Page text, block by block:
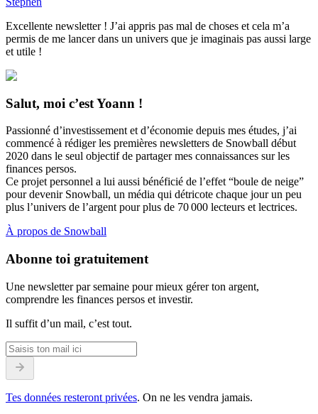
Excellente newsletter ! J’ai appris pas mal de choses et cela m’a
permis de me lancer dans un univers que je imaginais pas aussi large
et utile !
Salut, moi c’est Yoann !
Passionné d’investissement et d’économie depuis mes études, j’ai
commencé à rédiger les premières newsletters de Snowball début
2020 dans le seul objectif de partager mes connaissances sur les
finances persos.
Ce projet personnel a lui aussi bénéficié de l’effet “boule de neige”
pour devenir Snowball, un média qui détricote chaque jour un peu
plus l’univers de l’argent pour plus de 70 000 lecteurs et lectrices.
À propos de Snowball
Abonne toi gratuitement
Une newsletter par semaine pour mieux gérer ton argent,
comprendre les finances persos et investir.
Il suffit d’un mail, c’est tout.
Tes données resteront privées. On ne les vendra jamais.